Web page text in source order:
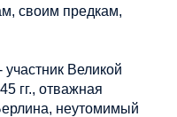
своим предкам,
участник Великой
гг., отважная
неутомимый